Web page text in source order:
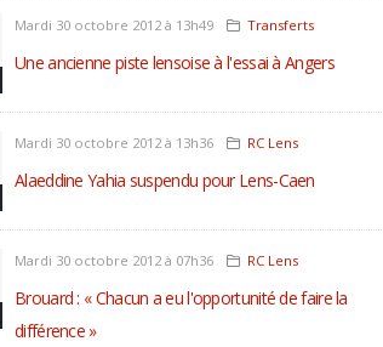
Mardi 30 octobre 2012 à 13h49 Transferts
Une ancienne piste lensoise à l'essai à Angers
Mardi 30 octobre 2012 à 13h36 RC Lens
Alaeddine Yahia suspendu pour Lens-Caen
Mardi 30 octobre 2012 à 07h36 RC Lens
Brouard : « Chacun a eu l'opportunité de faire la
différence »